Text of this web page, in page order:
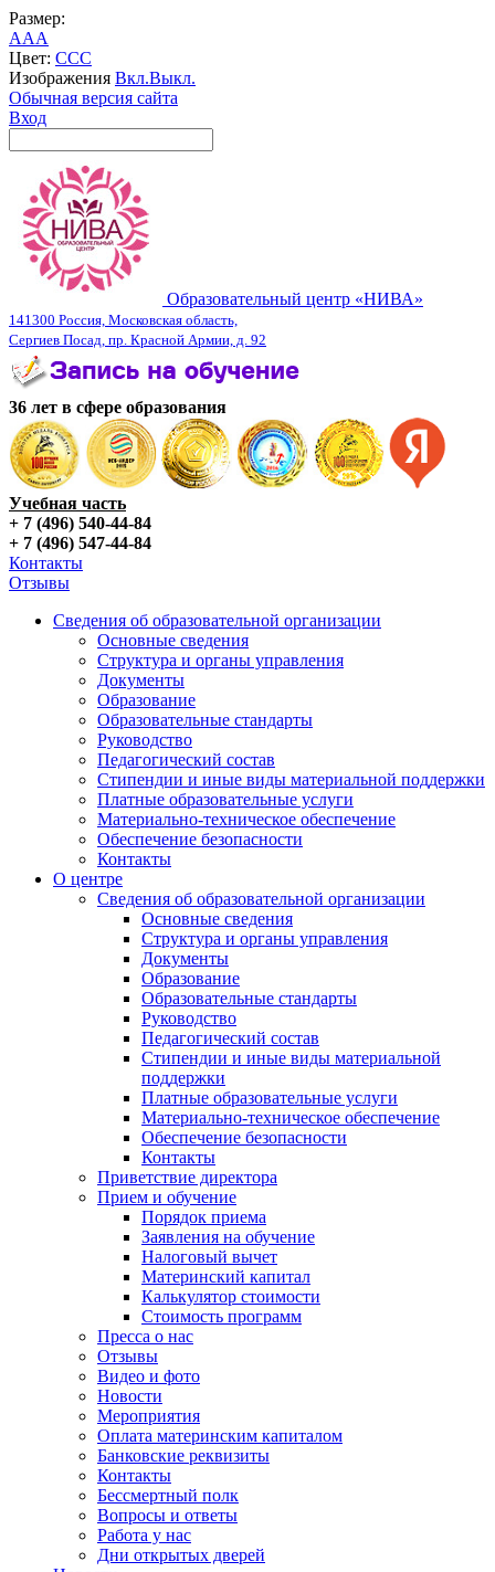
Размер:
AAA
Цвет: CCC
Изображения Вкл.Выкл.
Обычная версия сайта
Вход
Образовательный центр «НИВА»
141300 Россия, Московская область,
Сергиев Посад, пр. Красной Армии, д. 92
36 лет в сфере образования
Учебная часть
+ 7 (496) 540-44-84
+ 7 (496) 547-44-84
Контакты
Отзывы
Сведения об образовательной организации
Основные сведения
Структура и органы управления
Документы
Образование
Образовательные стандарты
Руководство
Педагогический состав
Стипендии и иные виды материальной поддержки
Платные образовательные услуги
Материально-техническое обеспечение
Обеспечение безопасности
Контакты
О центре
Сведения об образовательной организации
Основные сведения
Структура и органы управления
Документы
Образование
Образовательные стандарты
Руководство
Педагогический состав
Стипендии и иные виды материальной
поддержки
Платные образовательные услуги
Материально-техническое обеспечение
Обеспечение безопасности
Контакты
Приветствие директора
Прием и обучение
Порядок приема
Заявления на обучение
Налоговый вычет
Материнский капитал
Калькулятор стоимости
Стоимость программ
Пресса о нас
Отзывы
Видео и фото
Новости
Мероприятия
Оплата материнским капиталом
Банковские реквизиты
Контакты
Бессмертный полк
Вопросы и ответы
Работа у нас
Дни открытых дверей